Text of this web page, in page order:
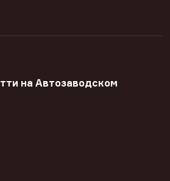
на Автозаводском